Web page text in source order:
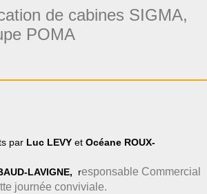
de cabines SIGMA,
POMA
par Luc LEVY et Océane ROUX-
LAVIGNE, responsable Commercial
journée conviviale.